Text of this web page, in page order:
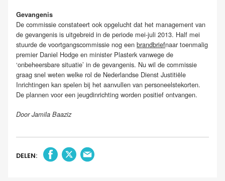
Gevangenis
De commissie constateert ook opgelucht dat het management van
de gevangenis is uitgebreid in de periode mei-juli 2013. Half mei
stuurde de voortgangscommissie nog een brandbriefnaar toenmalig
premier Daniel Hodge en minister Plasterk vanwege de
‘onbeheersbare situatie’ in de gevangenis. Nu wil de commissie
graag snel weten welke rol de Nederlandse Dienst Justitiële
Inrichtingen kan spelen bij het aanvullen van personeelstekorten.
De plannen voor een jeugdinrichting worden positief ontvangen.
Door Jamila Baaziz
DELEN: